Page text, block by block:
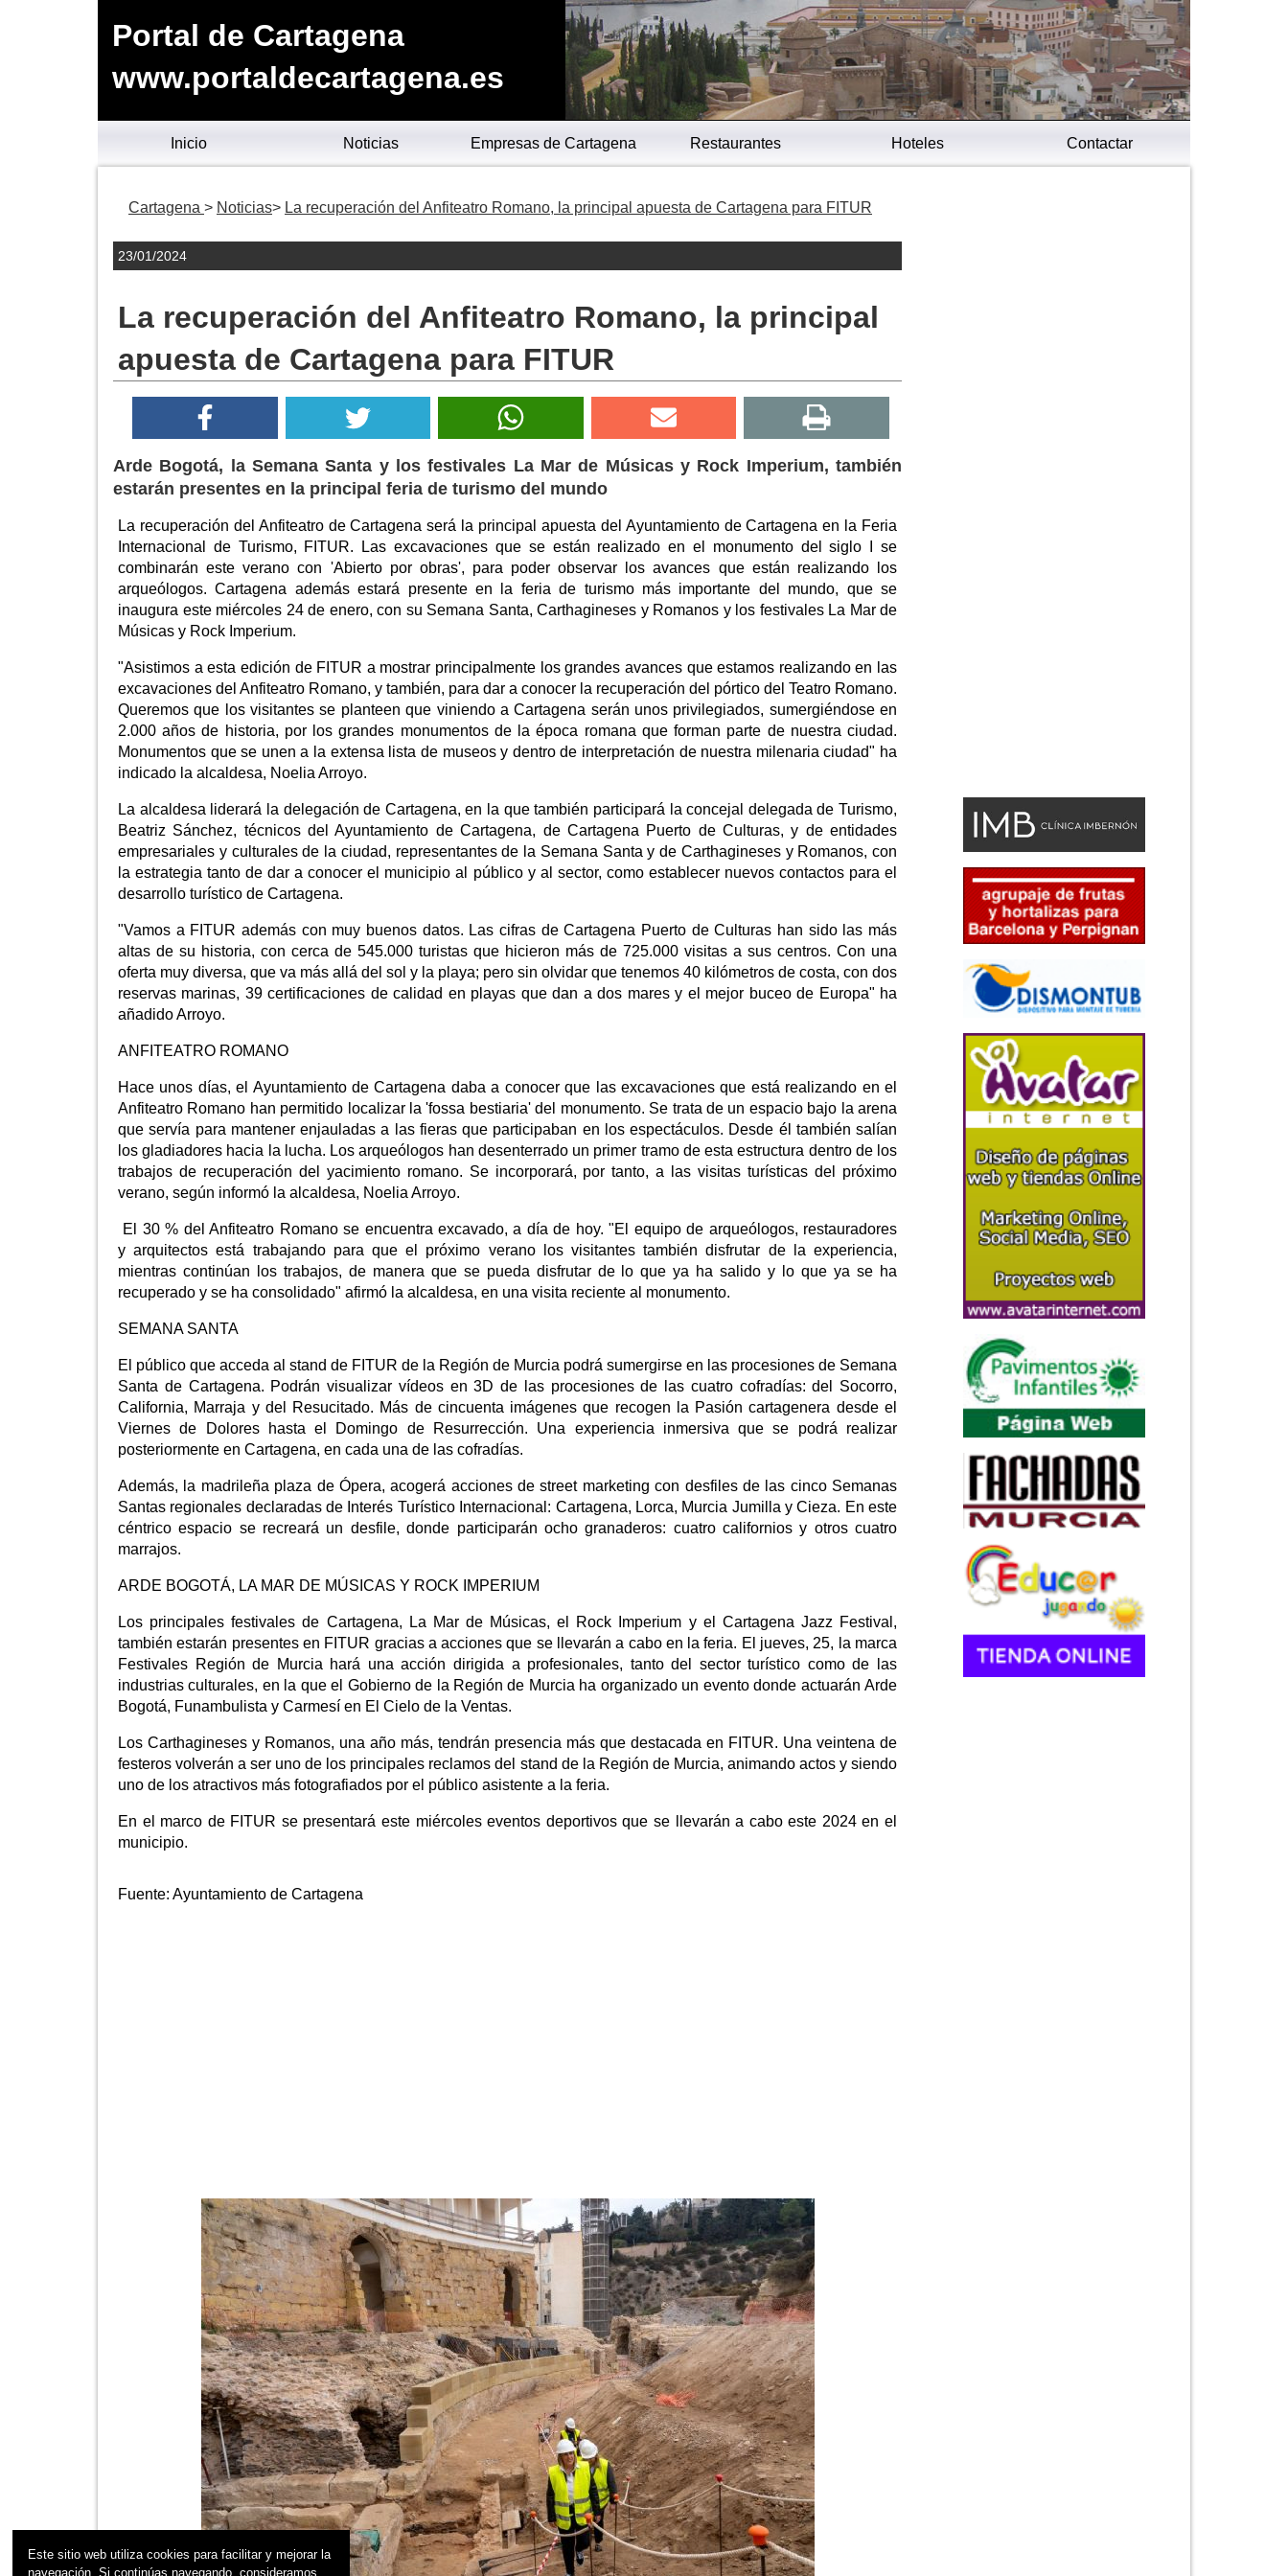
Portal de Cartagena
www.portaldecartagena.es
Inicio Noticias Empresas de Cartagena Restaurantes Hoteles Contactar
Cartagena Noticias La recuperación del Anfiteatro Romano, la principal apuesta de Cartagena para FITUR
23/01/2024
La recuperación del Anfiteatro Romano, la principal
apuesta de Cartagena para FITUR
Arde Bogotá, la Semana Santa y los festivales La Mar de Músicas y Rock Imperium, también
estarán presentes en la principal feria de turismo del mundo
La recuperación del Anfiteatro de Cartagena será la principal apuesta del Ayuntamiento de Cartagena en la Feria
Internacional de Turismo, FITUR. Las excavaciones que se están realizado en el monumento del siglo I se
combinarán este verano con 'Abierto por obras', para poder observar los avances que están realizando los
arqueólogos. Cartagena además estará presente en la feria de turismo más importante del mundo, que se
inaugura este miércoles 24 de enero, con su Semana Santa, Carthagineses y Romanos y los festivales La Mar de
Músicas y Rock Imperium.
"Asistimos a esta edición de FITUR a mostrar principalmente los grandes avances que estamos realizando en las
excavaciones del Anfiteatro Romano, y también, para dar a conocer la recuperación del pórtico del Teatro Romano.
Queremos que los visitantes se planteen que viniendo a Cartagena serán unos privilegiados, sumergiéndose en
2.000 años de historia, por los grandes monumentos de la época romana que forman parte de nuestra ciudad.
Monumentos que se unen a la extensa lista de museos y dentro de interpretación de nuestra milenaria ciudad" ha
indicado la alcaldesa, Noelia Arroyo.
La alcaldesa liderará la delegación de Cartagena, en la que también participará la concejal delegada de Turismo,
Beatriz Sánchez, técnicos del Ayuntamiento de Cartagena, de Cartagena Puerto de Culturas, y de entidades
empresariales y culturales de la ciudad, representantes de la Semana Santa y de Carthagineses y Romanos, con
la estrategia tanto de dar a conocer el municipio al público y al sector, como establecer nuevos contactos para el
desarrollo turístico de Cartagena.
"Vamos a FITUR además con muy buenos datos. Las cifras de Cartagena Puerto de Culturas han sido las más
altas de su historia, con cerca de 545.000 turistas que hicieron más de 725.000 visitas a sus centros. Con una
oferta muy diversa, que va más allá del sol y la playa; pero sin olvidar que tenemos 40 kilómetros de costa, con dos
reservas marinas, 39 certificaciones de calidad en playas que dan a dos mares y el mejor buceo de Europa" ha
añadido Arroyo.
ANFITEATRO ROMANO
Hace unos días, el Ayuntamiento de Cartagena daba a conocer que las excavaciones que está realizando en el
Anfiteatro Romano han permitido localizar la 'fossa bestiaria' del monumento. Se trata de un espacio bajo la arena
que servía para mantener enjauladas a las fieras que participaban en los espectáculos. Desde él también salían
los gladiadores hacia la lucha. Los arqueólogos han desenterrado un primer tramo de esta estructura dentro de los
trabajos de recuperación del yacimiento romano. Se incorporará, por tanto, a las visitas turísticas del próximo
verano, según informó la alcaldesa, Noelia Arroyo.
El 30 % del Anfiteatro Romano se encuentra excavado, a día de hoy. "El equipo de arqueólogos, restauradores
y arquitectos está trabajando para que el próximo verano los visitantes también disfrutar de la experiencia,
mientras continúan los trabajos, de manera que se pueda disfrutar de lo que ya ha salido y lo que ya se ha
recuperado y se ha consolidado" afirmó la alcaldesa, en una visita reciente al monumento.
SEMANA SANTA
El público que acceda al stand de FITUR de la Región de Murcia podrá sumergirse en las procesiones de Semana
Santa de Cartagena. Podrán visualizar vídeos en 3D de las procesiones de las cuatro cofradías: del Socorro,
California, Marraja y del Resucitado. Más de cincuenta imágenes que recogen la Pasión cartagenera desde el
Viernes de Dolores hasta el Domingo de Resurrección. Una experiencia inmersiva que se podrá realizar
posteriormente en Cartagena, en cada una de las cofradías.
Además, la madrileña plaza de Ópera, acogerá acciones de street marketing con desfiles de las cinco Semanas
Santas regionales declaradas de Interés Turístico Internacional: Cartagena, Lorca, Murcia Jumilla y Cieza. En este
céntrico espacio se recreará un desfile, donde participarán ocho granaderos: cuatro californios y otros cuatro
marrajos.
ARDE BOGOTÁ, LA MAR DE MÚSICAS Y ROCK IMPERIUM
Los principales festivales de Cartagena, La Mar de Músicas, el Rock Imperium y el Cartagena Jazz Festival,
también estarán presentes en FITUR gracias a acciones que se llevarán a cabo en la feria. El jueves, 25, la marca
Festivales Región de Murcia hará una acción dirigida a profesionales, tanto del sector turístico como de las
industrias culturales, en la que el Gobierno de la Región de Murcia ha organizado un evento donde actuarán Arde
Bogotá, Funambulista y Carmesí en El Cielo de la Ventas.
Los Carthagineses y Romanos, una año más, tendrán presencia más que destacada en FITUR. Una veintena de
festeros volverán a ser uno de los principales reclamos del stand de la Región de Murcia, animando actos y siendo
uno de los atractivos más fotografiados por el público asistente a la feria.
En el marco de FITUR se presentará este miércoles eventos deportivos que se llevarán a cabo este 2024 en el
municipio.
Fuente: Ayuntamiento de Cartagena
Este sitio web utiliza cookies para facilitar y mejorar la
navegación. Si continúas navegando, consideramos